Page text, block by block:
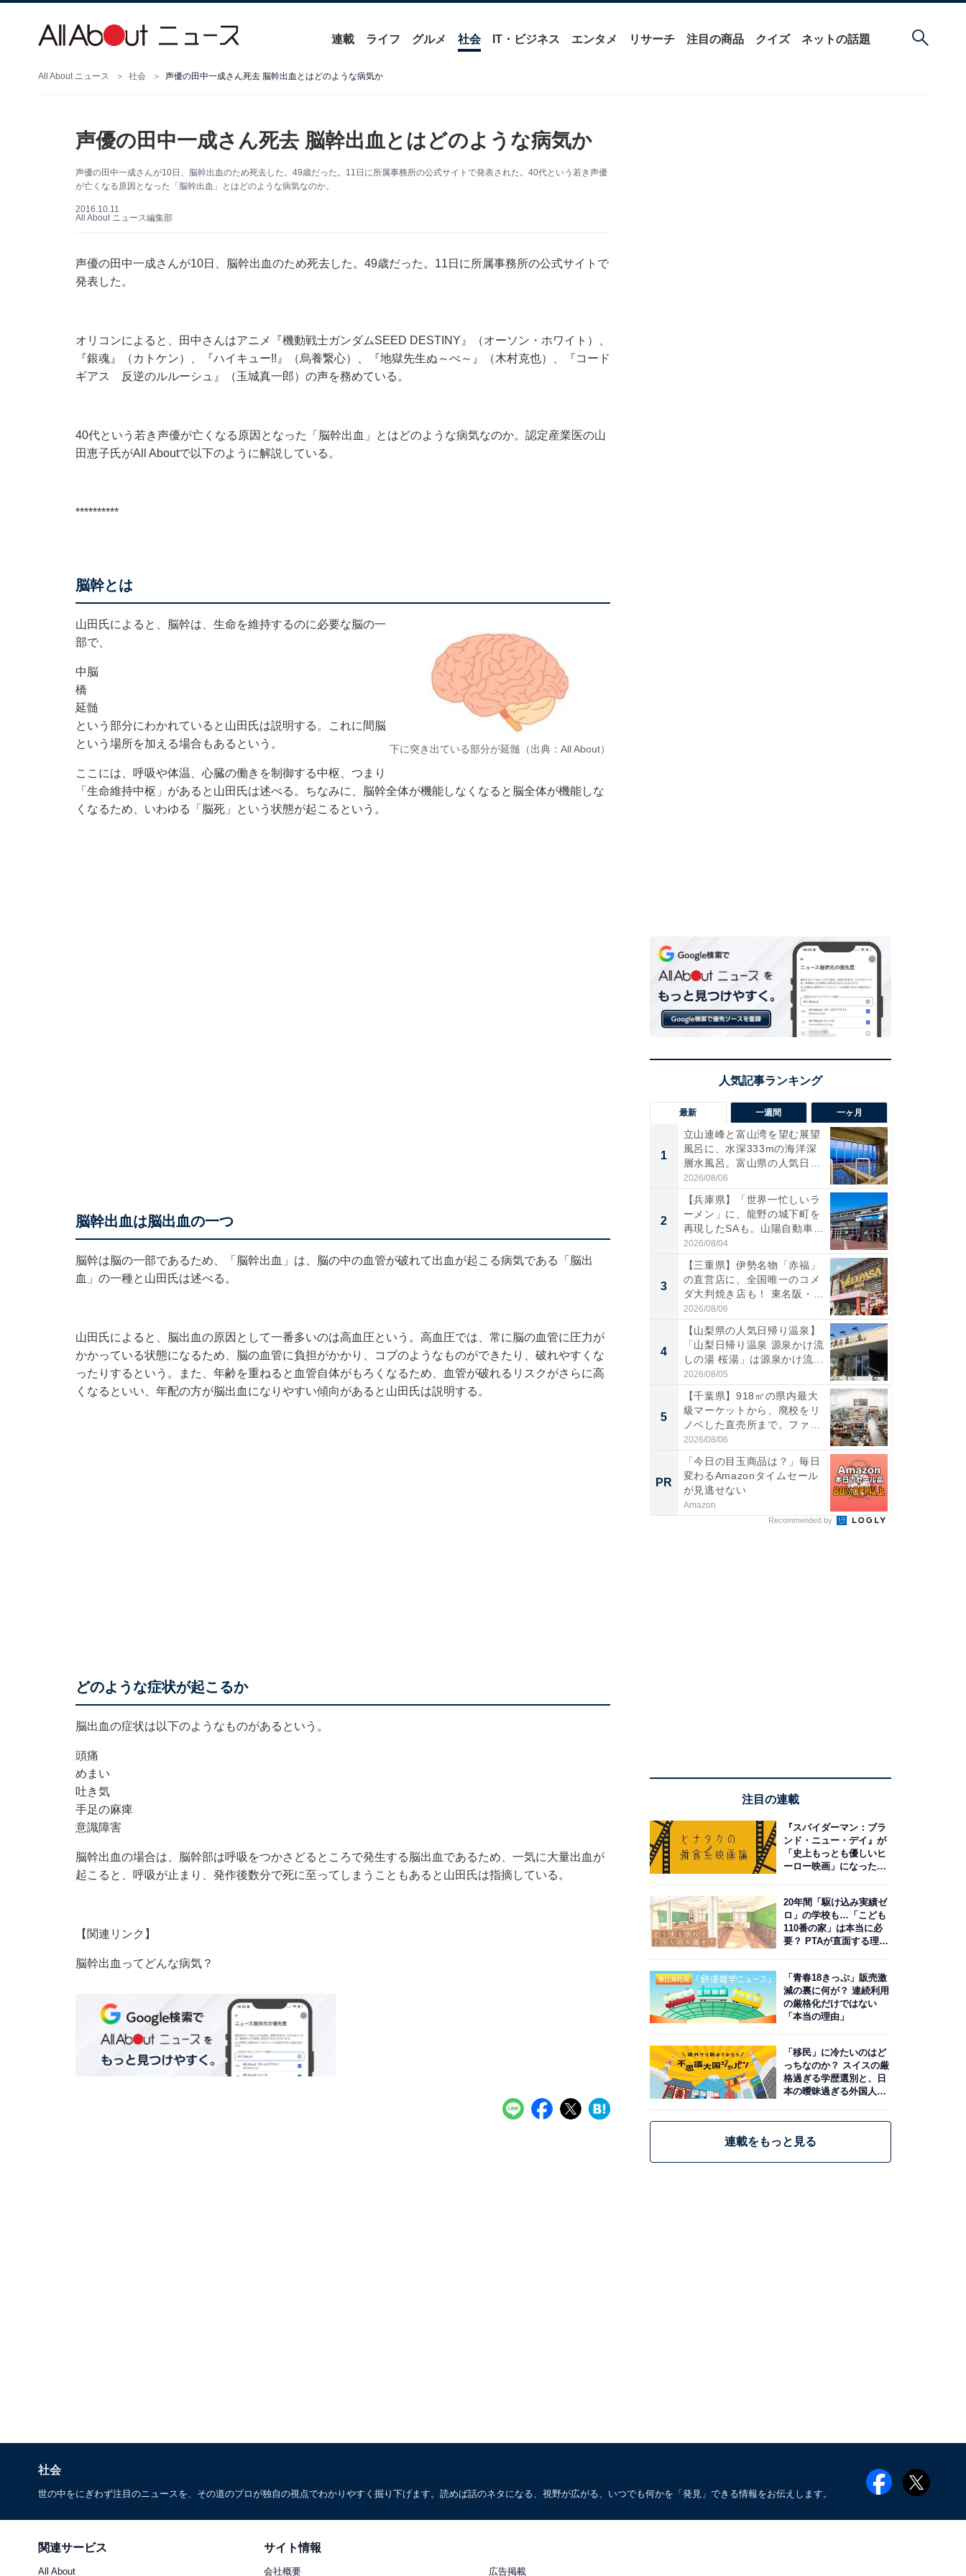
連載 ライフ グルメ 社会 IT・ビジネス エンタメ リサーチ 注目の商品 クイズ ネットの話題
All About ニュース 社会 声優の田中一成さん死去 脳幹出血とはどのような病気か
声優の田中一成さん死去 脳幹出血とはどのような病気か
声優の田中一成さんが10日、脳幹出血のため死去した。49歳だった。11日に所属事務所の公式サイトで発表された。40代という若き声優
が亡くなる原因となった「脳幹出血」とはどのような病気なのか。
2016.10.11
All About ニュース編集部
声優の田中一成さんが10日、脳幹出血のため死去した。49歳だった。11日に所属事務所の公式サイトで
発表した。
オリコンによると、田中さんはアニメ『機動戦士ガンダムSEED DESTINY』（オーソン・ホワイト）、
『銀魂』（カトケン）、『ハイキュー!!』（烏養繋心）、『地獄先生ぬ～べ～』（木村克也）、『コード
ギアス 反逆のルルーシュ』（玉城真一郎）の声を務めている。
40代という若き声優が亡くなる原因となった「脳幹出血」とはどのような病気なのか。認定産業医の山
田恵子氏がAll Aboutで以下のように解説している。
**********
脳幹とは
下に突き出ている部分が延髄（出典： All About）
山田氏によると、脳幹は、生命を維持するのに必要な脳の一
部で、
中脳
橋
延髄
という部分にわかれていると山田氏は説明する。これに間脳
という場所を加える場合もあるという。
ここには、呼吸や体温、心臓の働きを制御する中枢、つまり
「生命維持中枢」があると山田氏は述べる。ちなみに、脳幹全体が機能しなくなると脳全体が機能しな
くなるため、いわゆる「脳死」という状態が起こるという。
脳幹出血は脳出血の一つ
脳幹は脳の一部であるため、「脳幹出血」は、脳の中の血管が破れて出血が起こる病気である「脳出
血」の一種と山田氏は述べる。
山田氏によると、脳出血の原因として一番多いのは高血圧という。高血圧では、常に脳の血管に圧力が
かかっている状態になるため、脳の血管に負担がかかり、コブのようなものができたり、破れやすくな
ったりするという。また、年齢を重ねると血管自体がもろくなるため、血管が破れるリスクがさらに高
くなるといい、年配の方が脳出血になりやすい傾向があると山田氏は説明する。
どのような症状が起こるか
脳出血の症状は以下のようなものがあるという。
頭痛
めまい
吐き気
手足の麻痺
意識障害
脳幹出血の場合は、脳幹部は呼吸をつかさどるところで発生する脳出血であるため、一気に大量出血が
起こると、呼吸が止まり、発作後数分で死に至ってしまうこともあると山田氏は指摘している。
【関連リンク】
脳幹出血ってどんな病気？
最新 一週間 一ヶ月
1
立山連峰と富山湾を望む展望
風呂に、水深333mの海洋深
層水風呂。富山県の人気日
帰...
2026/08/06
2
【兵庫県】「世界一忙しいラ
ーメン」に、龍野の城下町を
再現したSAも。山陽自動車
道...
2026/08/04
3
【三重県】伊勢名物「赤福」
の直営店に、全国唯一のコメ
ダ大判焼き店も！ 東名阪・
伊...
2026/08/06
4
【山梨県の人気日帰り温泉】
「山梨日帰り温泉 源泉かけ流
しの湯 桜湯」は源泉かけ流...
2026/08/05
5
【千葉県】918㎡の県内最大
級マーケットから、廃校をリ
ノベした直売所まで。ファ
ー...
2026/08/06
PR
「今日の目玉商品は？」毎日
変わるAmazonタイムセール
が見逃せない
Amazon
Recommended by
注目の連載
『スパイダーマン：ブラ
ンド・ニュー・デイ』が
「史上もっとも優しいヒ
ーロー映画」になった理
20年間「駆け込み実績ゼ
ロ」の学校も…「こども
110番の家」は本当に必
要？ PTAが直面する理想
「青春18きっぷ」販売激
減の裏に何が？ 連続利用
の厳格化だけではない
「本当の理由」
「移民」に冷たいのはど
っちなのか？ スイスの厳
格過ぎる学歴選別と、日
本の曖昧過ぎる外国人政
連載をもっと見る
社会
世の中をにぎわず注目のニュースを、その道のプロが独自の視点でわかりやすく掘り下げます。読めば話のネタになる、視野が広がる、いつでも何かを「発見」できる情報をお伝えします。
関連サービス
All About
サイト情報
会社概要 広告掲載